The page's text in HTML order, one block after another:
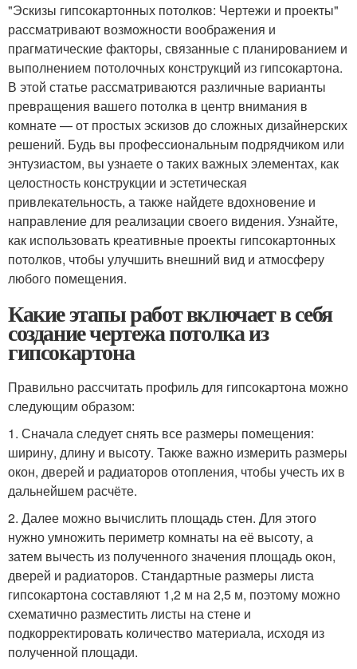
"Эскизы гипсокартонных потолков: Чертежи и проекты"
рассматривают возможности воображения и
прагматические факторы, связанные с планированием и
выполнением потолочных конструкций из гипсокартона.
В этой статье рассматриваются различные варианты
превращения вашего потолка в центр внимания в
комнате — от простых эскизов до сложных дизайнерских
решений. Будь вы профессиональным подрядчиком или
энтузиастом, вы узнаете о таких важных элементах, как
целостность конструкции и эстетическая
привлекательность, а также найдете вдохновение и
направление для реализации своего видения. Узнайте,
как использовать креативные проекты гипсокартонных
потолков, чтобы улучшить внешний вид и атмосферу
любого помещения.
Какие этапы работ включает в себя
создание чертежа потолка из
гипсокартона
Правильно рассчитать профиль для гипсокартона можно
следующим образом:
1. Сначала следует снять все размеры помещения:
ширину, длину и высоту. Также важно измерить размеры
окон, дверей и радиаторов отопления, чтобы учесть их в
дальнейшем расчёте.
2. Далее можно вычислить площадь стен. Для этого
нужно умножить периметр комнаты на её высоту, а
затем вычесть из полученного значения площадь окон,
дверей и радиаторов. Стандартные размеры листа
гипсокартона составляют 1,2 м на 2,5 м, поэтому можно
схематично разместить листы на стене и
подкорректировать количество материала, исходя из
полученной площади.